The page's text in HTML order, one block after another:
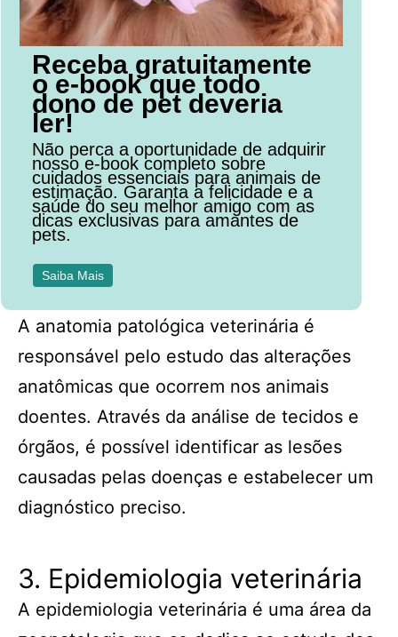
Receba gratuitamente
o e-book que todo
dono de pet deveria
ler!
Não perca a oportunidade de adquirir
nosso e-book completo sobre
cuidados essenciais para animais de
estimação. Garanta a felicidade e a
saúde do seu melhor amigo com as
dicas exclusivas para amantes de
pets.
Saiba Mais
A anatomia patológica veterinária é
responsável pelo estudo das alterações
anatômicas que ocorrem nos animais
doentes. Através da análise de tecidos e
órgãos, é possível identificar as lesões
causadas pelas doenças e estabelecer um
diagnóstico preciso.
3. Epidemiologia veterinária
A epidemiologia veterinária é uma área da